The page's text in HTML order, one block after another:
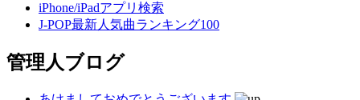
iPhone/iPadアプリ検索
J-POP最新人気曲ランキング100
管理人ブログ